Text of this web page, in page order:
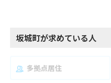
坂城町が求めている人
多拠点居住